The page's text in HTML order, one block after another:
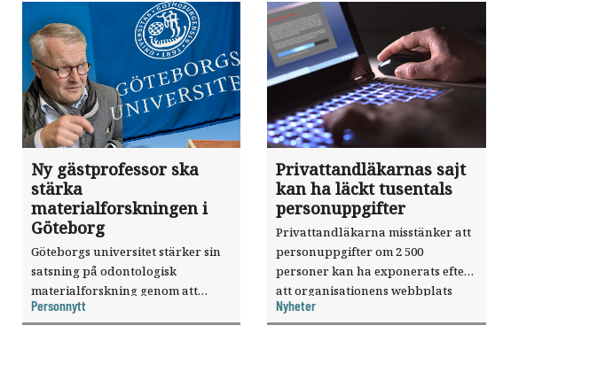
Ny gästprofessor ska
stärka
materialforskningen i
Göteborg
Göteborgs universitet stärker sin
satsning på odontologisk
materialforskning genom att
knyta forskaren Pekka Vallittu till
verksamheten som gästprofessor.
Personnytt
Privattandläkarnas sajt
kan ha läckt tusentals
personuppgifter
Privattandläkarna misstänker att
personuppgifter om 2 500
personer kan ha exponerats efter
att organisationens webbplats
utnyttjats genom en sårbarhet i ett
publiceringsverktyg.
Nyheter